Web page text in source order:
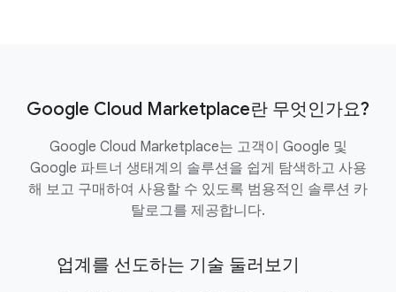
Google Cloud Marketplace란 무엇인가요?
Google Cloud Marketplace는 고객이 Google 및
Google 파트너 생태계의 솔루션을 쉽게 탐색하고 사용
해 보고 구매하여 사용할 수 있도록 범용적인 솔루션 카
탈로그를 제공합니다.
업계를 선도하는 기술 둘러보기